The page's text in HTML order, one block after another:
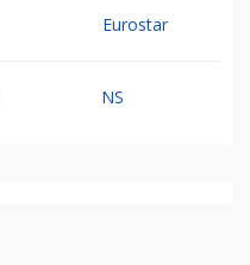
Eurostar
NS